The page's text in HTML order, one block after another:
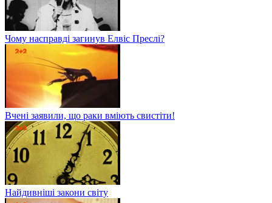
Чому насправді загинув Елвіс Преслі?
Вчені заявили, що раки вміють свистіти!
Найдивніші закони світу